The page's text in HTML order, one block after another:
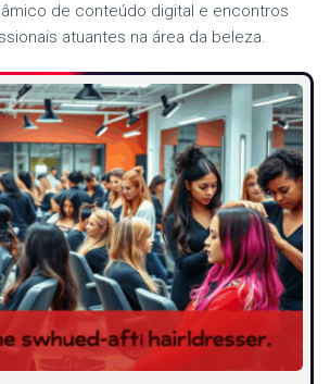
de conteúdo digital e encontros
atuantes na área da beleza.